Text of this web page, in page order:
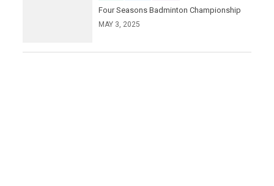
Four Seasons Badminton Championship
MAY 3, 2025